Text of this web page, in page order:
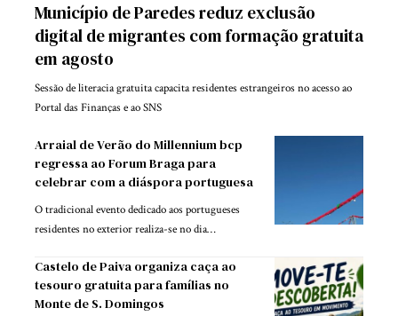
Município de Paredes reduz exclusão
digital de migrantes com formação gratuita
em agosto
Sessão de literacia gratuita capacita residentes estrangeiros no acesso ao
Portal das Finanças e ao SNS
Arraial de Verão do Millennium bcp
regressa ao Forum Braga para
celebrar com a diáspora portuguesa
O tradicional evento dedicado aos portugueses
residentes no exterior realiza-se no dia…
Castelo de Paiva organiza caça ao
tesouro gratuita para famílias no
Monte de S. Domingos